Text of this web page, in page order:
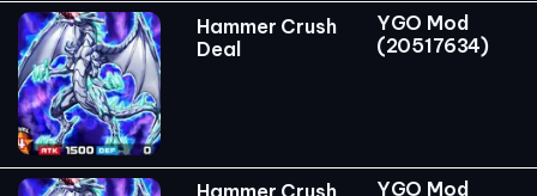
Hammer Crush
Deal
YGO Mod
(20517634)
Hammer Crush
YGO Mod